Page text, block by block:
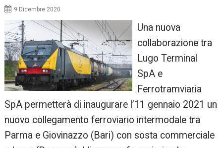
9 Dicembre 2020
Una nuova
collaborazione tra
Lugo Terminal
SpA e
Ferrotramviaria
SpA permetterà di inaugurare l’11 gennaio 2021 un
nuovo collegamento ferroviario intermodale tra
Parma e Giovinazzo (Bari) con sosta commerciale